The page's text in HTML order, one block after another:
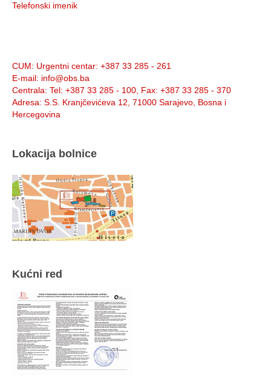
Telefonski imenik
CUM: Urgentni centar: +387 33 285 - 261
E-mail: info@obs.ba
Centrala: Tel: +387 33 285 - 100, Fax: +387 33 285 - 370
Adresa: S.S. Kranjčevićeva 12, 71000 Sarajevo, Bosna i
Hercegovina
Lokacija bolnice
Kućni red